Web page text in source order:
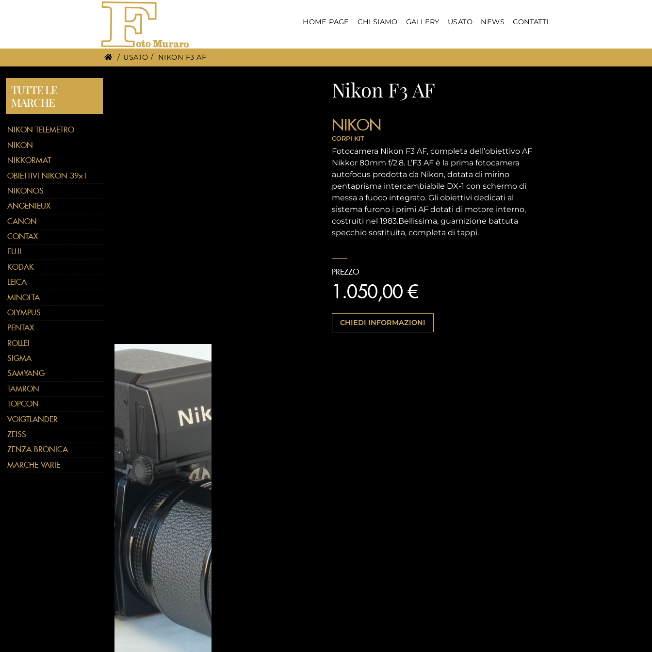
HOME PAGE CHI SIAMO GALLERY USATO NEWS CONTATTI
/ USATO NIKON F3 AF
TUTTE LE
MARCHE
NIKON TELEMETRO
NIKON
NIKKORMAT
OBIETTIVI NIKON 39×1
NIKONOS
ANGENIEUX
CANON
CONTAX
FUJI
KODAK
LEICA
MINOLTA
OLYMPUS
PENTAX
ROLLEI
SIGMA
SAMYANG
TAMRON
TOPCON
VOIGTLANDER
ZEISS
ZENZA BRONICA
MARCHE VARIE
Nikon F3 AF
NIKON
CORPI KIT
Fotocamera Nikon F3 AF, completa dell’obiettivo AF
Nikkor 80mm f/2.8. L’F3 AF è la prima fotocamera
autofocus prodotta da Nikon, dotata di mirino
pentaprisma intercambiabile DX-1 con schermo di
messa a fuoco integrato. Gli obiettivi dedicati al
sistema furono i primi AF dotati di motore interno,
costruiti nel 1983.Bellissima, guarnizione battuta
specchio sostituita, completa di tappi.
PREZZO
1.050,00 €
CHIEDI INFORMAZIONI